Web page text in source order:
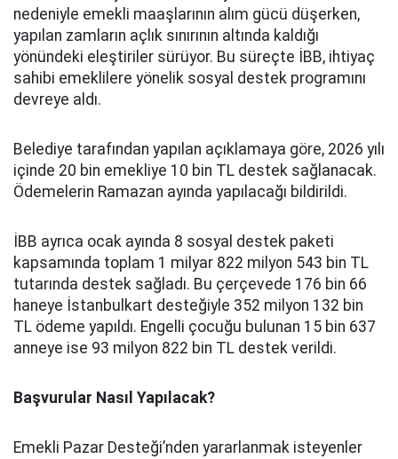
nedeniyle emekli maaşlarının alım gücü düşerken,
yapılan zamların açlık sınırının altında kaldığı
yönündeki eleştiriler sürüyor. Bu süreçte İBB, ihtiyaç
sahibi emeklilere yönelik sosyal destek programını
devreye aldı.
Belediye tarafından yapılan açıklamaya göre, 2026 yılı
içinde 20 bin emekliye 10 bin TL destek sağlanacak.
Ödemelerin Ramazan ayında yapılacağı bildirildi.
İBB ayrıca ocak ayında 8 sosyal destek paketi
kapsamında toplam 1 milyar 822 milyon 543 bin TL
tutarında destek sağladı. Bu çerçevede 176 bin 66
haneye İstanbulkart desteğiyle 352 milyon 132 bin
TL ödeme yapıldı. Engelli çocuğu bulunan 15 bin 637
anneye ise 93 milyon 822 bin TL destek verildi.
Başvurular Nasıl Yapılacak?
Emekli Pazar Desteği’nden yararlanmak isteyenler